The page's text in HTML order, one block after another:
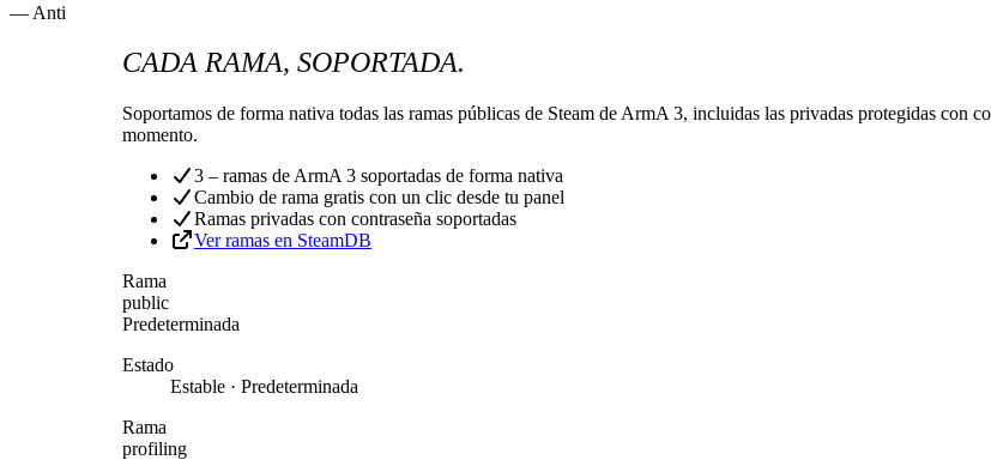
— Anti
CADA RAMA, SOPORTADA.
Soportamos de forma nativa todas las ramas públicas de Steam de ArmA 3, incluidas las privadas protegidas con
momento.
3 – ramas de ArmA 3 soportadas de forma nativa
Cambio de rama gratis con un clic desde tu panel
Ramas privadas con contraseña soportadas
Ver ramas en SteamDB
Rama
public
Predeterminada
Estado
Estable · Predeterminada
Rama
profiling